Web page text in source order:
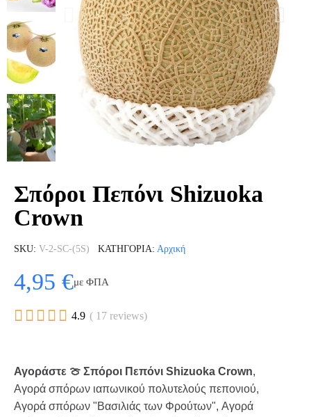
Σπόροι Πεπόνι Shizuoka
Crown
SKU V-2-SC-(5S) ΚΑΤΗΓΟΡΊΑ Αρχική
4,95 €με ΦΠΑ
     4.9 ( 17 reviews)
Αγοράστε 🍈 Σπόροι Πεπόνι Shizuoka Crown,
Αγορά σπόρων ιαπωνικού πολυτελούς πεπονιού,
Αγορά σπόρων "Βασιλιάς των Φρούτων", Αγορά